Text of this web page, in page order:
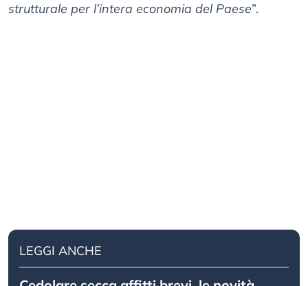
strutturale per l’intera economia del Paese”.
LEGGI ANCHE